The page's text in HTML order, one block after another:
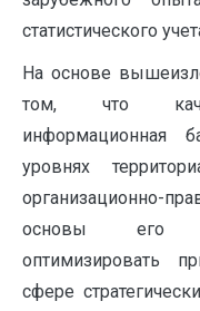
статистического
На основе
том, что
информационная
уровнях
организационно-
основы его
оптимизировать
сфере